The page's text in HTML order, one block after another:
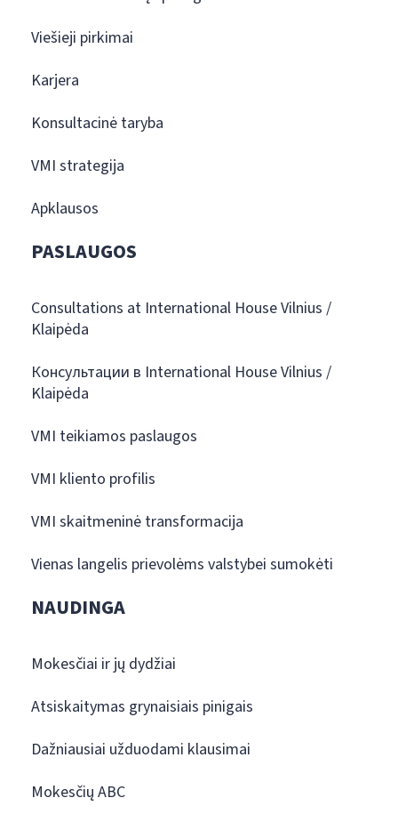
Viešieji pirkimai
Karjera
Konsultacinė taryba
VMI strategija
Apklausos
PASLAUGOS
Consultations at International House Vilnius /
Klaipėda
Консультации в International House Vilnius /
Klaipėda
VMI teikiamos paslaugos
VMI kliento profilis
VMI skaitmeninė transformacija
Vienas langelis prievolėms valstybei sumokėti
NAUDINGA
Mokesčiai ir jų dydžiai
Atsiskaitymas grynaisiais pinigais
Dažniausiai užduodami klausimai
Mokesčių ABC